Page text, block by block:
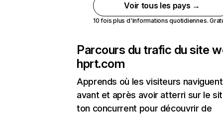
Voir tous les pays →
10 fois plus d'informations quotidiennes.
Parcours du trafic du site
hprt.com
Apprends où les visiteurs naviguent
avant et après avoir atterri sur le
ton concurrent pour découvrir de